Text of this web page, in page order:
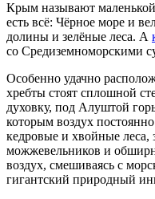
Крым называют
есть всё: Чёрное море и
долины и зелёные леса. А
со Средиземноморскими
Особенно удачно
хребты стоят сплошной
духовку, под Алуштой
которым воздух
кедровые и хвойные леса,
можжевельников и
воздух, смешиваясь с
гигантский природный